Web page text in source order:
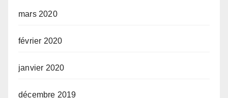
mars 2020
février 2020
janvier 2020
décembre 2019